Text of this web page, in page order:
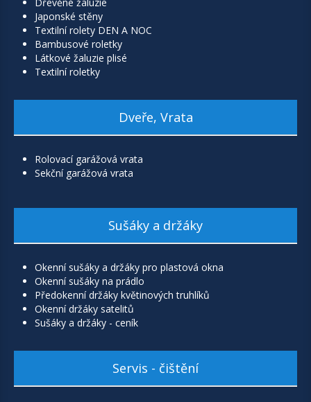
Japonské stěny
Textilní rolety DEN A NOC
Bambusové roletky
Látkové žaluzie plisé
Textilní roletky
Dveře, Vrata
Rolovací garážová vrata
Sekční garážová vrata
Sušáky a držáky
Okenní sušáky a držáky pro plastová okna
Okenní sušáky na prádlo
Předokenní držáky květinových truhlíků
Okenní držáky satelitů
Sušáky a držáky - ceník
Servis - čištění